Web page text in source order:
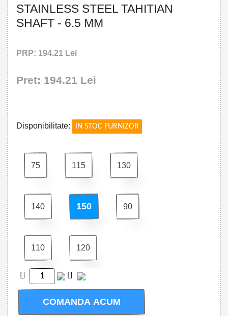
STAINLESS STEEL TAHITIAN
SHAFT - 6.5 MM
PRP: 194.21 Lei
Pret: 194.21 Lei
Disponibilitate: IN STOC FURNIZOR
75 115 130
140 150 90
110 120
COMANDA ACUM